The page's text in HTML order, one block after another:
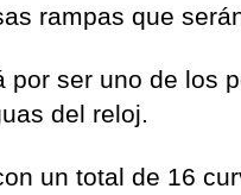
rampas que
por ser uno de los
del reloj.
un total de 16